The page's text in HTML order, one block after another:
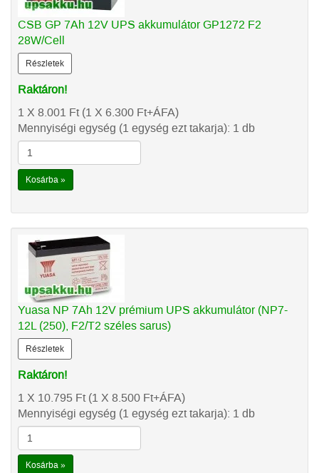
CSB GP 7Ah 12V UPS akkumulátor GP1272 F2
28W/Cell
Részletek
Raktáron!
1 X 8.001 Ft(1 X 6.300 Ft+ÁFA)
Mennyiségi egység (1 egység ezt takarja): 1 db
Kosárba »
Yuasa NP 7Ah 12V prémium UPS akkumulátor (NP7-
12L (250), F2/T2 széles sarus)
Részletek
Raktáron!
1 X 10.795 Ft(1 X 8.500 Ft+ÁFA)
Mennyiségi egység (1 egység ezt takarja): 1 db
Kosárba »